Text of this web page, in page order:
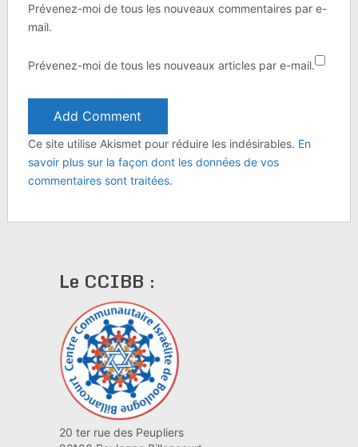
Prévenez-moi de tous les nouveaux commentaires par e-
mail.
Prévenez-moi de tous les nouveaux articles par e-mail.
Ce site utilise Akismet pour réduire les indésirables. En
savoir plus sur la façon dont les données de vos
commentaires sont traitées.
Le CCIBB :
20 ter rue des Peupliers